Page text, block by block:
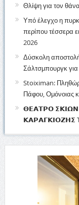
Θλίψη για τον
Υπό έλεγχο η
περίπου τέσσερα
2026
Δύσκολη
Σάλτσμπουργκ
Stoiximan:
Πάφου, Ομόνοιας
𝝝𝝚𝝖𝝩𝝦𝝤
𝝟𝝖𝝦𝝖𝝘𝝟𝝞𝝤𝝛𝝜𝝨